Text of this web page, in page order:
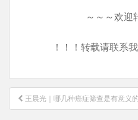
～～～欢迎
！！！转载请联系
文
章
王晨光｜哪几种癌症筛查是有意义